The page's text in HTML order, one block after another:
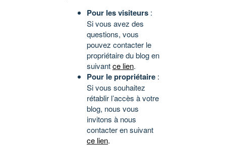
Pour les visiteurs :
Si vous avez des
questions, vous
pouvez contacter le
propriétaire du blog en
suivantce lien.
Pour le propriétaire :
Si vous souhaitez
rétablir l’accès à votre
blog, nous vous
invitons à nous
contacter en suivant
ce lien.